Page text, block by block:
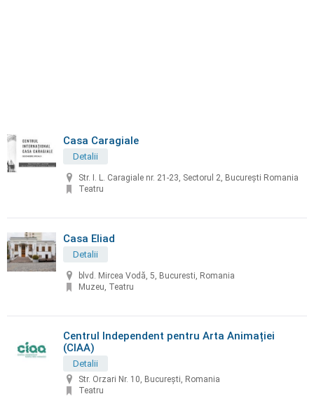
Casa Caragiale
Detalii
Str. I. L. Caragiale nr. 21-23, Sectorul 2, Bucureşti Romania
Teatru
Casa Eliad
Detalii
blvd. Mircea Vodă, 5, Bucuresti, Romania
Muzeu, Teatru
Centrul Independent pentru Arta Animației
(CIAA)
Detalii
Str. Orzari Nr. 10, București, Romania
Teatru